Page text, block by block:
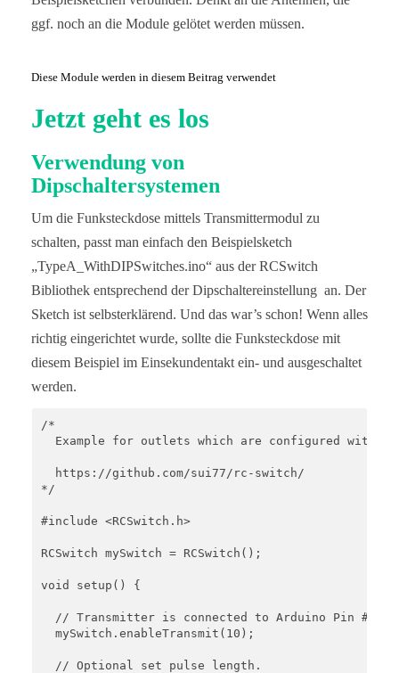
ggf. noch an die Module gelötet werden müssen.
Diese Module werden in diesem Beitrag verwendet
Jetzt geht es los
Verwendung von
Dipschaltersystemen
Um die Funksteckdose mittels Transmittermodul zu
schalten, passt man einfach den Beispielsketch
„TypeA_WithDIPSwitches.ino“ aus der RCSwitch
Bibliothek entsprechend der Dipschaltereinstellung an. Der
Sketch ist selbsterklärend. Und das war’s schon! Wenn alles
richtig eingerichtet wurde, sollte die Funksteckdose mit
diesem Beispiel im Einsekundentakt ein- und ausgeschaltet
werden.
/*
Example for outlets which are configured with a
  https://github.com/sui77/rc-switch/
*/
#include <RCSwitch.h>
RCSwitch mySwitch = RCSwitch();
void setup() {
  // Transmitter is connected to Arduino Pin #10
  mySwitch.enableTransmit(10);
  // Optional set pulse length.